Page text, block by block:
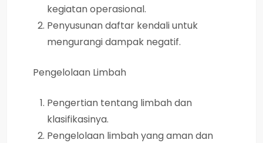
kegiatan operasional.
Penyusunan daftar kendali untuk
mengurangi dampak negatif.
Pengelolaan Limbah
Pengertian tentang limbah dan
klasifikasinya.
Pengelolaan limbah yang aman dan